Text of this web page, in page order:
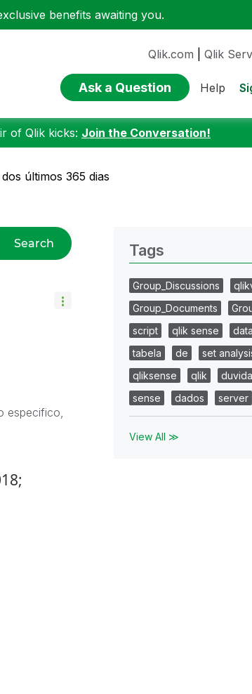
benefits awaiting you.
Qlik.com Qlik
Ask a Question Help
of Qlik kicks: Join the Conversation!
últimos 365 dias
Search
especifico,
Tags
Group_Discussions
Group_Documents
script
qlik sense data
tabela
de set
qliksense
qlik
sense
dados server
View All ≫